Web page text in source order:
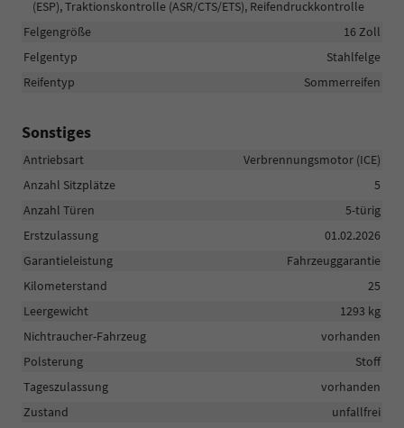
(ESP), Traktionskontrolle (ASR/CTS/ETS), Reifendruckkontrolle
Felgengröße
16 Zoll
Felgentyp
Stahlfelge
Reifentyp
Sommerreifen
Sonstiges
Antriebsart
Verbrennungsmotor (ICE)
Anzahl Sitzplätze
5
Anzahl Türen
5-türig
Erstzulassung
01.02.2026
Garantieleistung
Fahrzeuggarantie
Kilometerstand
25
Leergewicht
1293 kg
Nichtraucher-Fahrzeug
vorhanden
Polsterung
Stoff
Tageszulassung
vorhanden
Zustand
unfallfrei